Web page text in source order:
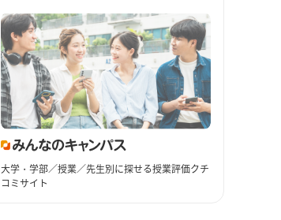
大学・学部／授業／先生別に探せる授業評価クチ
コミサイト